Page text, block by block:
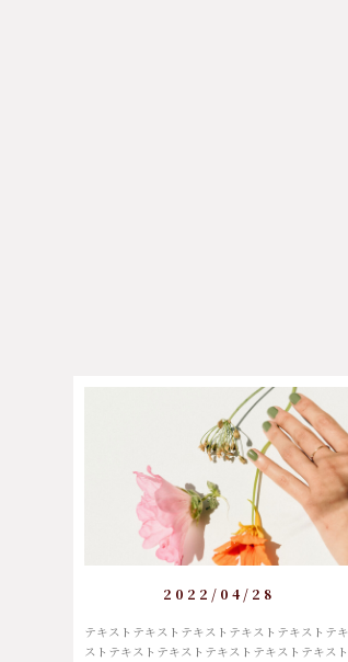
2022/04/28
テキストテキストテキストテキストテキストテキ
ストテキストテキストテキストテキストテキスト